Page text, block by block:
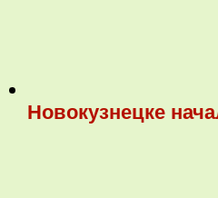
Новокузнецке